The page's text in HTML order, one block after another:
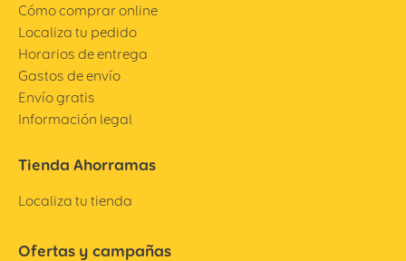
Cómo comprar online
Localiza tu pedido
Horarios de entrega
Gastos de envío
Envío gratis
Información legal
Tienda Ahorramas
Localiza tu tienda
Ofertas y campañas